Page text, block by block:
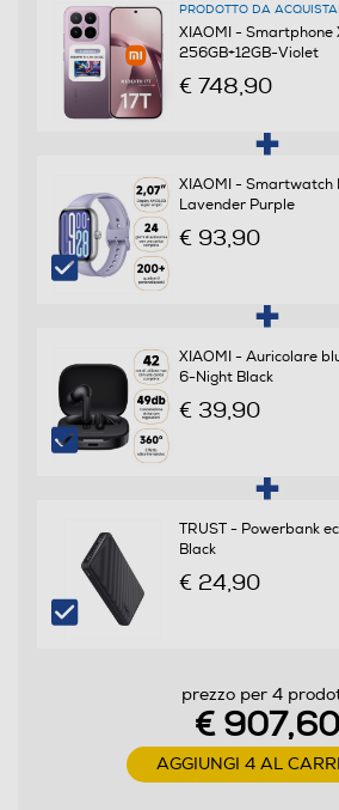
Format
Slide
Banda
Quadri Band - Dual Mode UMTS/
Specifiche frequenza
5G SA:
n1/2/3/5/7/8/12/20/26/28/34/
n1/2/3/5/7/8/20/28/34/38/39/
LTE FDD:
1/2/3/4/5/7/8/12/13/17/18/19/
LTE TDD: 34/38/39/40/41/42/48
1/2/4/5/6/8 GSM: 2/3/5/8
Sistema operativo
Android
Xiaomi HyperOS 3
Core processore
PRODOTTO DA
XIAOMI - Smartphone
256GB+12GB-Violet
€ 748,90
XIAOMI - Smartwatch
Lavender Purple
€ 93,90
XIAOMI - Auricolare
6-Night Black
€ 39,90
TRUST - Powerbank
Black
€ 24,90
prezzo per 4
€ 907,60
AGGIUNGI 4 AL